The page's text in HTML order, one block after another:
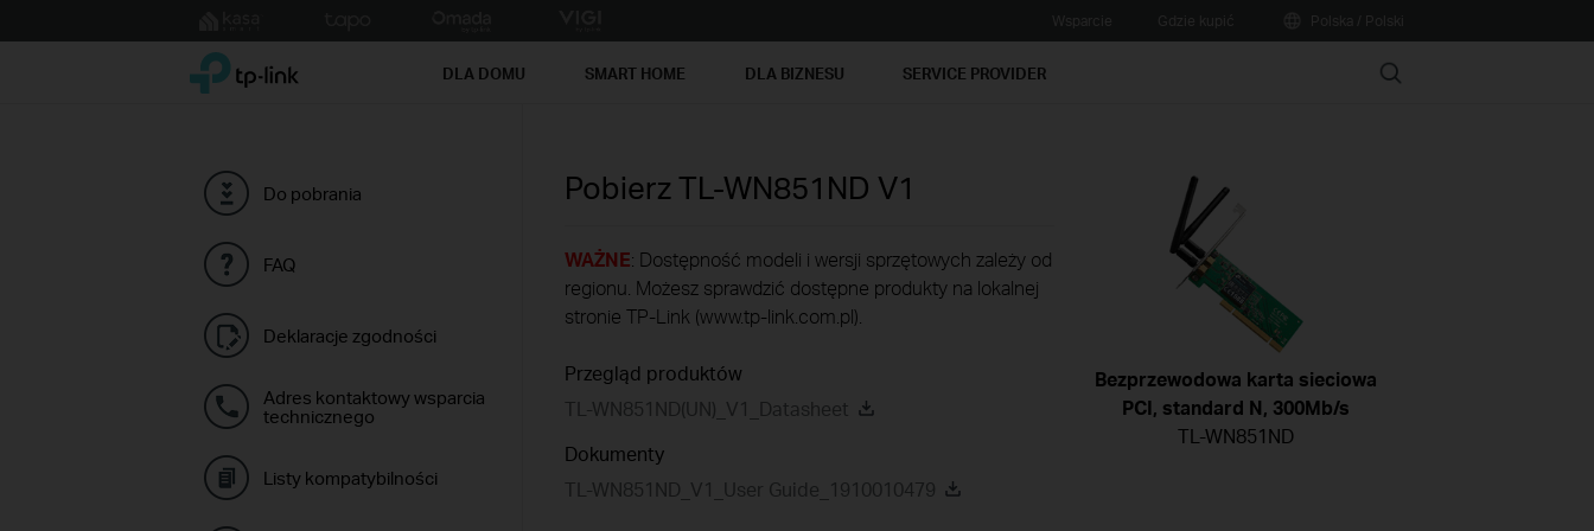
to
TP-Link, Reliably Smart DLA DOMU SMART HOME DLA BIZNESU SERVICE PROVIDER Search
Do pobrania
FAQ
Deklaracje zgodności
Adres kontaktowy wsparcia
technicznego
Listy kompatybilności
Pobierz TL-WN851ND V1
WAŻNE: Dostępność modeli i wersji sprzętowych zależy od
regionu. Możesz sprawdzić dostępne produkty na lokalnej
stronie TP-Link (www.tp-link.com.pl).
Przegląd produktów
TL-WN851ND(UN)_V1_Datasheet
Dokumenty
TL-WN851ND_V1_User Guide_1910010479
Bezprzewodowa karta sieciowa
PCI, standard N, 300Mb/s
TL-WN851ND